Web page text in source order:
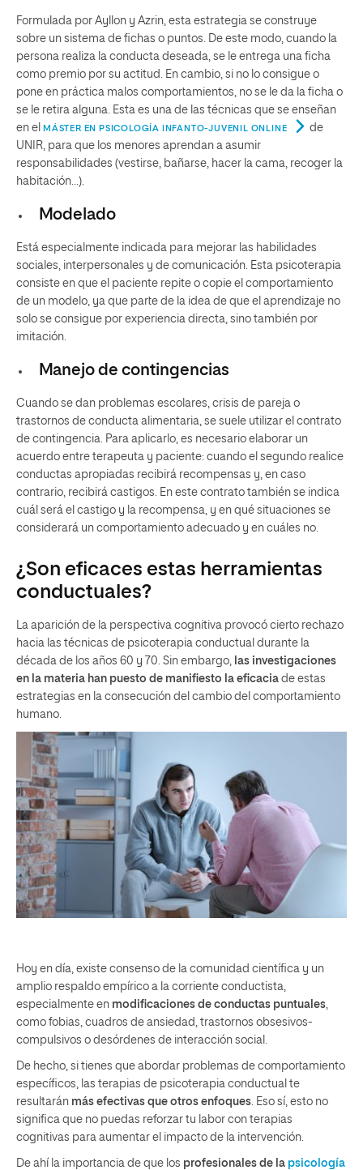
Formulada por Ayllon y Azrin, esta estrategia se construye
sobre un sistema de fichas o puntos. De este modo, cuando la
persona realiza la conducta deseada, se le entrega una ficha
como premio por su actitud. En cambio, si no lo consigue o
pone en práctica malos comportamientos, no se le da la ficha o
se le retira alguna. Esta es una de las técnicas que se enseñan
en el
MÁSTER EN PSICOLOGÍA INFANTO-JUVENIL ONLINE
de
UNIR, para que los menores aprendan a asumir
responsabilidades (vestirse, bañarse, hacer la cama, recoger la
habitación…).
Modelado
Está especialmente indicada para mejorar las habilidades
sociales, interpersonales y de comunicación. Esta psicoterapia
consiste en que el paciente repite o copie el comportamiento
de un modelo, ya que parte de la idea de que el aprendizaje no
solo se consigue por experiencia directa, sino también por
imitación.
Manejo de contingencias
Cuando se dan problemas escolares, crisis de pareja o
trastornos de conducta alimentaria, se suele utilizar el contrato
de contingencia. Para aplicarlo, es necesario elaborar un
acuerdo entre terapeuta y paciente: cuando el segundo realice
conductas apropiadas recibirá recompensas y, en caso
contrario, recibirá castigos. En este contrato también se indica
cuál será el castigo y la recompensa, y en qué situaciones se
considerará un comportamiento adecuado y en cuáles no.
¿Son eficaces estas herramientas
conductuales?
La aparición de la perspectiva cognitiva provocó cierto rechazo
hacia las técnicas de psicoterapia conductual durante la
década de los años 60 y 70. Sin embargo, las investigaciones
en la materia han puesto de manifiesto la eficacia de estas
estrategias en la consecución del cambio del comportamiento
humano.
Hoy en día, existe consenso de la comunidad científica y un
amplio respaldo empírico a la corriente conductista,
especialmente en modificaciones de conductas puntuales
como fobias, cuadros de ansiedad, trastornos obsesivos-
compulsivos o desórdenes de interacción social.
De hecho, si tienes que abordar problemas de comportamiento
específicos, las terapias de psicoterapia conductual te
resultarán más efectivas que otros enfoques . Eso sí, esto no
significa que no puedas reforzar tu labor con terapias
cognitivas para aumentar el impacto de la intervención.
De ahí la importancia de que los profesionales de la psicología